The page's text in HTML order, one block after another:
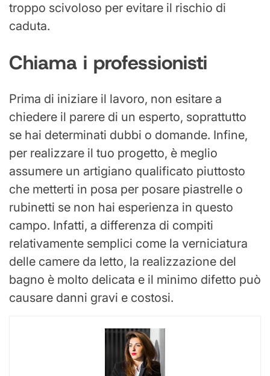
troppo scivoloso per evitare il rischio di
caduta.
Chiama i professionisti
Prima di iniziare il lavoro, non esitare a
chiedere il parere di un esperto, soprattutto
se hai determinati dubbi o domande. Infine,
per realizzare il tuo progetto, è meglio
assumere un artigiano qualificato piuttosto
che metterti in posa per posare piastrelle o
rubinetti se non hai esperienza in questo
campo. Infatti, a differenza di compiti
relativamente semplici come la verniciatura
delle camere da letto, la realizzazione del
bagno è molto delicata e il minimo difetto può
causare danni gravi e costosi.